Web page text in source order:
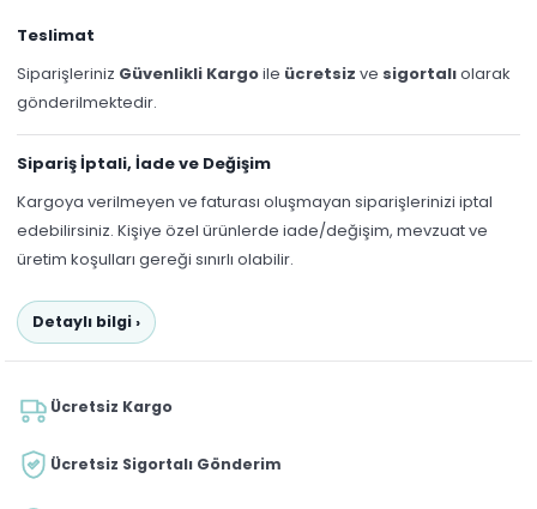
Teslimat
Siparişleriniz Güvenlikli Kargoile ücretsiz ve sigortalıolarak
gönderilmektedir.
Sipariş İptali, İade ve Değişim
Kargoya verilmeyen ve faturası oluşmayan siparişlerinizi iptal
edebilirsiniz. Kişiye özel ürünlerde iade/değişim, mevzuat ve
üretim koşulları gereği sınırlı olabilir.
Detaylı bilgi ›
Ücretsiz Kargo
Ücretsiz Sigortalı Gönderim